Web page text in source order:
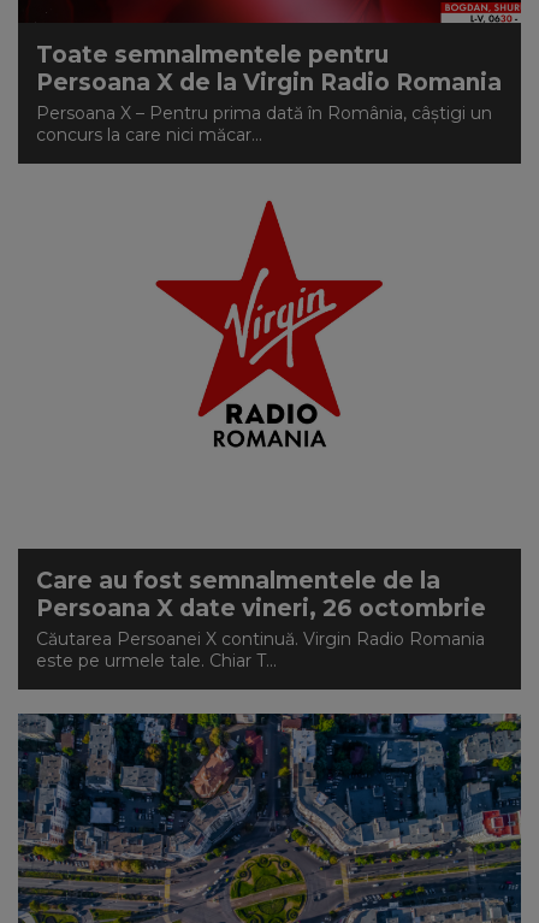
Toate semnalmentele pentru
Persoana X de la Virgin Radio Romania
Persoana X – Pentru prima dată în România, câștigi un
concurs la care nici măcar...
Care au fost semnalmentele de la
Persoana X date vineri, 26 octombrie
Căutarea Persoanei X continuă. Virgin Radio Romania
este pe urmele tale. Chiar T...